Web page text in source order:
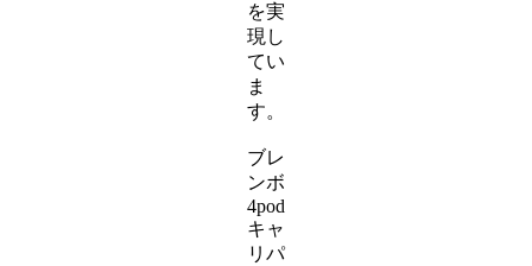
を実
現し
てい
ま
す。
ブレ
ンボ
4pod
キャ
リパ